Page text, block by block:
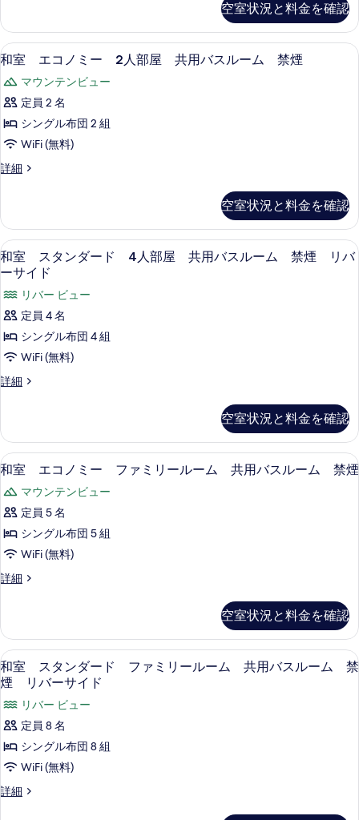
件
人
部
屋
共
用
バ
ス
ル
禁
煙
の
す
べ
て
の
写
表
示
す
る
ノ
ミ
ー
人
部
共
用
ス
禁
煙
の
詳
細
空室状況と料金を確認
和
室
エ
コ
ノ
ー
人
部
屋
共
用
バ
ス
ル
ー
煙
の
す
べ
て
の
写
表
示
す
る
和室 エコノミー 2人部屋 共用バ
4
和室 エコノミー 2人部屋 共用バスルーム 禁煙
マウンテンビュー
定員 2 名
シングル布団 2 組
WiFi (無料)
詳細
和
ノ
ミ
ー
2
部
屋
用
バ
ル
煙
の
詳
細
空室状況と料金を確認
和
室
ス
タ
ン
ダ
ー
人
部
屋
共
用
バ
ス
ル
禁
煙
リ
バ
ー
サ
イ
ド
セーフティボックス (室内)、デスク、
7
和室 スタンダード 4人部屋 共用バスルーム 禁煙 リバ
ーサイド
リバー ビュー
定員 4 名
シングル布団 4 組
WiFi (無料)
詳細
和
ン
ダ
ー
4
人
屋
共
バ
ム
禁
煙
リ
バ
ー
サ
イ
ド
の
詳
細
空室状況と料金を確認
和
室
エ
コ
ノ
ー
ァ
ミ
リ
ー
ル
ー
ム
共
用
セーフティボックス (室内)、デスク、
4
和室 エコノミー ファミリールーム 共用バスルーム 禁煙
マウンテンビュー
定員 5 名
シングル布団 5 組
WiFi (無料)
詳細
和
ノ
ミ
ー
フ
ァ
ミ
リ
ル
ー
共
空室状況と料金を確認
和
室
ス
タ
ン
ダ
ー
セーフティボックス (室内)、デスク、
4
和室 スタンダード ファミリールーム 共用バスルーム 禁
煙 リバーサイド
リバー ビュー
定員 8 名
シングル布団 8 組
WiFi (無料)
詳細
和